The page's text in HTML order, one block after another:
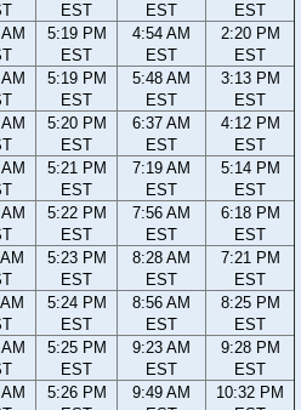
EST
EST
EST
5:19 PM
EST
4:54 AM
EST
2:20 PM
EST
5:19 PM
EST
5:48 AM
EST
3:13 PM
EST
5:20 PM
EST
6:37 AM
EST
4:12 PM
EST
5:21 PM
EST
7:19 AM
EST
5:14 PM
EST
5:22 PM
EST
7:56 AM
EST
6:18 PM
EST
5:23 PM
EST
8:28 AM
EST
7:21 PM
EST
5:24 PM
EST
8:56 AM
EST
8:25 PM
EST
5:25 PM
EST
9:23 AM
EST
9:28 PM
EST
5:26 PM
9:49 AM
10:32 PM